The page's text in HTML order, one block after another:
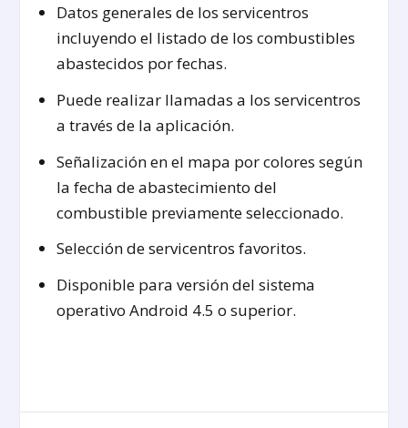
Datos generales de los servicentros
incluyendo el listado de los combustibles
abastecidos por fechas.
Puede realizar llamadas a los servicentros
a través de la aplicación.
Señalización en el mapa por colores según
la fecha de abastecimiento del
combustible previamente seleccionado.
Selección de servicentros favoritos.
Disponible para versión del sistema
operativo Android 4.5 o superior.